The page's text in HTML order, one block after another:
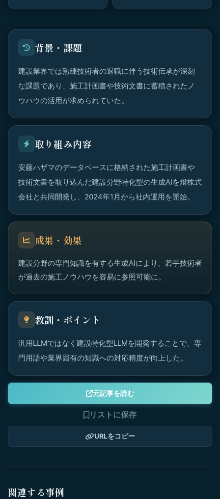
背景・課題
建設業界では熟練技術者の退職に伴う技術伝承が深刻
な課題であり、施工計画書や技術文書に蓄積されたノ
ウハウの活用が求められていた。
取り組み内容
安藤ハザマのデータベースに格納された施工計画書や
技術文書を取り込んだ建設分野特化型の生成AIを燈株式
会社と共同開発し、2024年1月から社内運用を開始。
成果・効果
建設分野の専門知識を有する生成AIにより、若手技術者
が過去の施工ノウハウを容易に参照可能に。
教訓・ポイント
汎用LLMではなく建設特化型LLMを開発することで、専
門用語や業界固有の知識への対応精度が向上した。
元記事を読む
リストに保存
URLをコピー
関連する事例